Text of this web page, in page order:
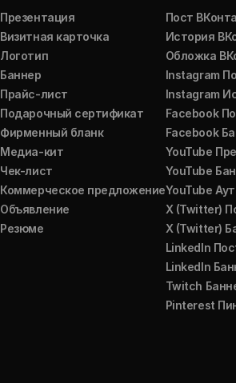
Презентация
Визитная карточка
Логотип
Баннер
Прайс-лист
Подарочный сертификат
Фирменный бланк
Медиа-кит
Чек-лист
Коммерческое предложение
Объявление
Резюме
Пост
История
Обложка
Instagram
Instagram
Facebook
Facebook
YouTube
YouTube
YouTube
X (Twitter)
X (Twitter)
LinkedIn
LinkedIn
Twitch
Pinterest